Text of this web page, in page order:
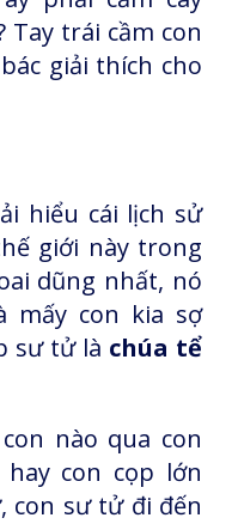
Tay trái cầm con
giải thích cho
hiểu cái lịch sử
giới này trong
dũng nhất, nó
mấy con kia sợ
sư tử là chúa tể
nào qua con
con cọp lớn
con sư tử đi đến